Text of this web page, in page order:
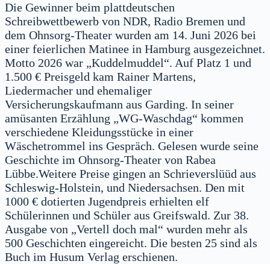
Die Gewinner beim plattdeutschen
Schreibwettbewerb von NDR, Radio Bremen und
dem Ohnsorg-Theater wurden am 14. Juni 2026 bei
einer feierlichen Matinee in Hamburg ausgezeichnet.
Motto 2026 war „Kuddelmuddel“. Auf Platz 1 und
1.500 € Preisgeld kam Rainer Martens,
Liedermacher und ehemaliger
Versicherungskaufmann aus Garding. In seiner
amüsanten Erzählung „WG-Waschdag“ kommen
verschiedene Kleidungsstücke in einer
Wäschetrommel ins Gespräch. Gelesen wurde seine
Geschichte im Ohnsorg-Theater von Rabea
Lübbe.Weitere Preise gingen an Schrieverslüüd aus
Schleswig-Holstein, und Niedersachsen. Den mit
1000 € dotierten Jugendpreis erhielten elf
Schülerinnen und Schüler aus Greifswald. Zur 38.
Ausgabe von „Vertell doch mal“ wurden mehr als
500 Geschichten eingereicht. Die besten 25 sind als
Buch im Husum Verlag erschienen.